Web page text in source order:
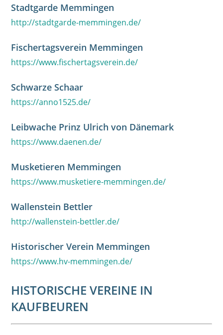
Stadtgarde Memmingen
http://stadtgarde-memmingen.de/
Fischertagsverein Memmingen
https://www.fischertagsverein.de/
Schwarze Schaar
https://anno1525.de/
Leibwache Prinz Ulrich von Dänemark
https://www.daenen.de/
Musketieren Memmingen
https://www.musketiere-memmingen.de/
Wallenstein Bettler
http://wallenstein-bettler.de/
Historischer Verein Memmingen
https://www.hv-memmingen.de/
HISTORISCHE VEREINE IN
KAUFBEUREN